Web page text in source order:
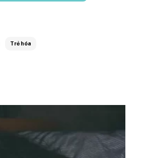
Trẻ hóa